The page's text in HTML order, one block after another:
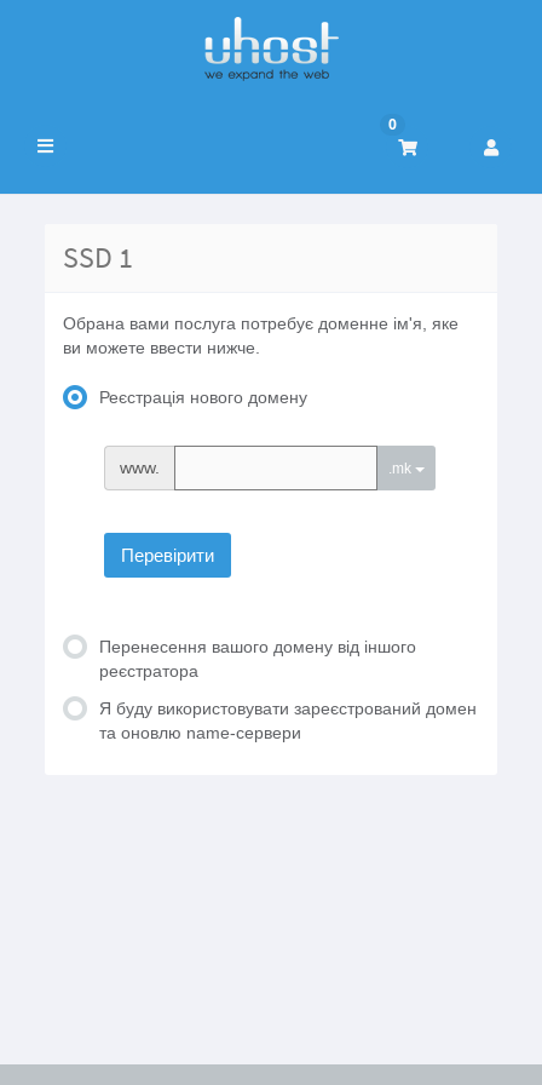
Переключити
0
SSD 1
Обрана вами послуга потребує доменне ім'я, яке
ви можете ввести нижче.
Реєстрація нового домену
www. .mk
Перевірити
Перенесення вашого домену від іншого
реєстратора
Я буду використовувати зареєстрований домен
та оновлю name-сервери